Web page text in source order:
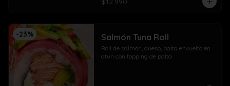
-23% Salmón Tuna Roll
Roll de salmón, queso, palta envuelto en
atun con topping de palta